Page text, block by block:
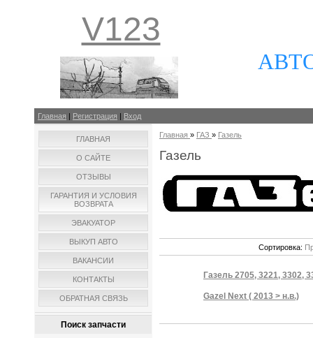
V123
Главная | Регистрация | Вход
ГЛАВНАЯ
О САЙТЕ
ОТЗЫВЫ
ГАРАНТИЯ И УСЛОВИЯ
ВОЗВРАТА
ЭВАКУАТОР
ВЫКУП АВТО
ВАКАНСИИ
КОНТАКТЫ
ОБРАТНАЯ СВЯЗЬ
Поиск запчасти
Главная » ГАЗ » Газель
Газель
Сортировка:
Газель 2705, 3221, 3302,
Gazel Next ( 2013 > н.в.)